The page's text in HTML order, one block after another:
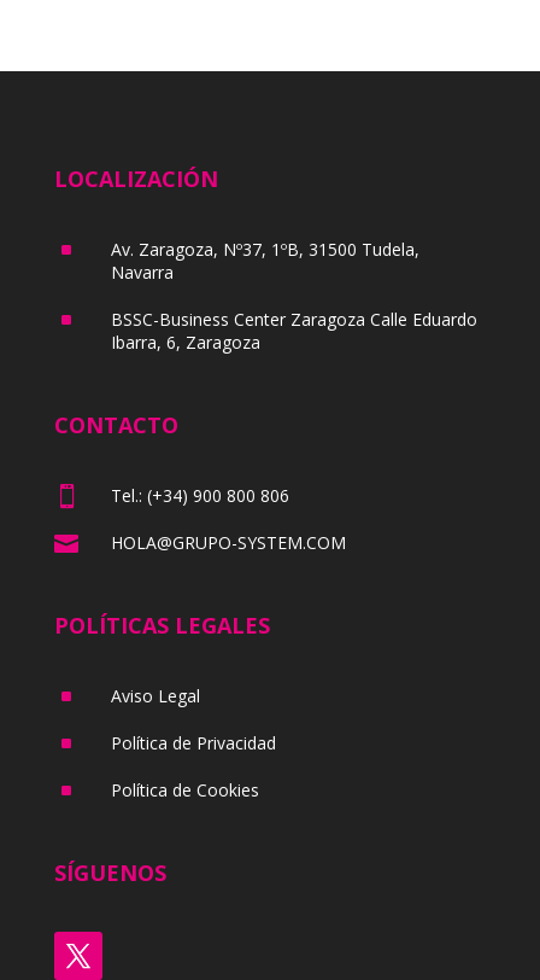
LOCALIZACIÓN
^
Av. Zaragoza, Nº37, 1ºB, 31500 Tudela,
Navarra
^
BSSC-Business Center Zaragoza Calle Eduardo
Ibarra, 6, Zaragoza
CONTACTO
 Tel.: (+34) 900 800 806
 HOLA@GRUPO-SYSTEM.COM
POLÍTICAS LEGALES
^ Aviso Legal
^ Política de Privacidad
^ Política de Cookies
SÍGUENOS